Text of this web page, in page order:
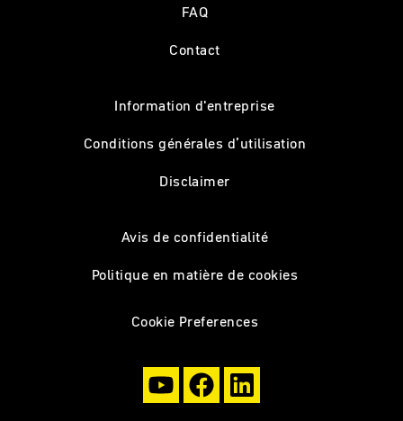
FAQ
Contact
Information d'entreprise
Conditions générales d’utilisation
Disclaimer
Avis de confidentialité
Politique en matière de cookies
Cookie Preferences